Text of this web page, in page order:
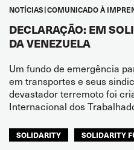
NOTÍCIAS COMUNICADO À
DECLARAÇÃO: EM
DA VENEZUELA
Um fundo de emergência
em transportes e seus
devastador terremoto foi
Internacional dos
SOLIDARITY SOLIDARITY